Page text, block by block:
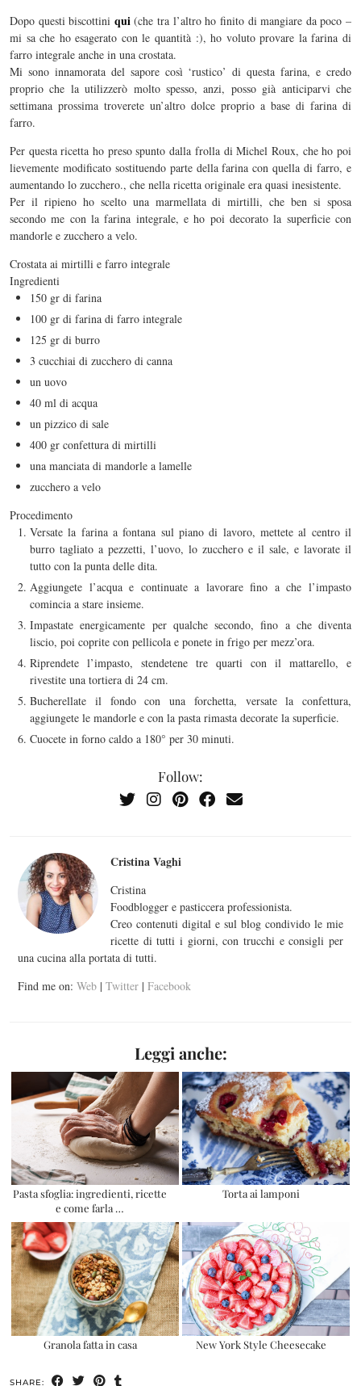
Dopo questi biscottini qui (che tra l’altro ho finito di mangiare da poco –
mi sa che ho esagerato con le quantità :), ho voluto provare la farina di
farro integrale anche in una crostata.
Mi sono innamorata del sapore così ‘rustico’ di questa farina, e credo
proprio che la utilizzerò molto spesso, anzi, posso già anticiparvi che
settimana prossima troverete un’altro dolce proprio a base di farina di
farro.
Per questa ricetta ho preso spunto dalla frolla di Michel Roux, che ho poi
lievemente modificato sostituendo parte della farina con quella di farro, e
aumentando lo zucchero., che nella ricetta originale era quasi inesistente.
Per il ripieno ho scelto una marmellata di mirtilli, che ben si sposa
secondo me con la farina integrale, e ho poi decorato la superficie con
mandorle e zucchero a velo.
Crostata ai mirtilli e farro integrale
Ingredienti
150 gr di farina
100 gr di farina di farro integrale
125 gr di burro
3 cucchiai di zucchero di canna
un uovo
40 ml di acqua
un pizzico di sale
400 gr confettura di mirtilli
una manciata di mandorle a lamelle
zucchero a velo
Procedimento
Versate la farina a fontana sul piano di lavoro, mettete al centro il
burro tagliato a pezzetti, l’uovo, lo zucchero e il sale, e lavorate il
tutto con la punta delle dita.
Aggiungete l’acqua e continuate a lavorare fino a che l’impasto
comincia a stare insieme.
Impastate energicamente per qualche secondo, fino a che diventa
liscio, poi coprite con pellicola e ponete in frigo per mezz’ora.
Riprendete l’impasto, stendetene tre quarti con il mattarello, e
rivestite una tortiera di 24 cm.
Bucherellate il fondo con una forchetta, versate la confettura,
aggiungete le mandorle e con la pasta rimasta decorate la superficie.
Cuocete in forno caldo a 180° per 30 minuti.
Follow:
Cristina Vaghi
Cristina
Foodblogger e pasticcera professionista.
Creo contenuti digital e sul blog condivido le mie
ricette di tutti i giorni, con trucchi e consigli per
una cucina alla portata di tutti.
Find me on: Web | Twitter | Facebook
Leggi anche:
Pasta sfoglia: ingredienti, ricette
e come farla …
Torta ai lamponi
Granola fatta in casa New York Style Cheesecake
SHARE: